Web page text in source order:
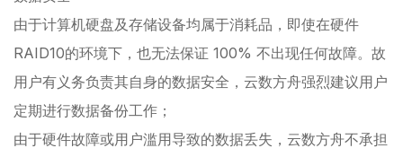
由于计算机硬盘及存储设备均属于消耗品，即使在硬件
RAID10的环境下，也无法保证 100% 不出现任何故障。故
用户有义务负责其自身的数据安全，云数方舟强烈建议用户
定期进行数据备份工作；
由于硬件故障或用户滥用导致的数据丢失，云数方舟不承担